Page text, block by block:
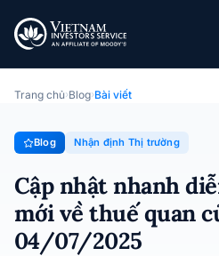
Nhận định Thị trường · 04/
Trang chủ›Blog›Bài viết
Blog Nhận định Thị trường
Cập nhật nhanh
mới về thuế quan
04/07/2025